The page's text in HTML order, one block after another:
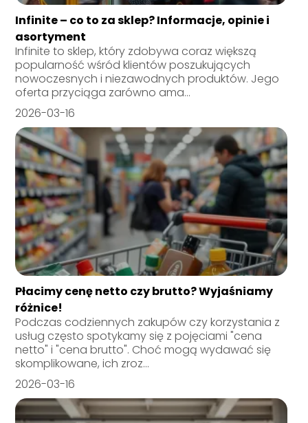
Infinite – co to za sklep? Informacje, opinie i
asortyment
Infinite to sklep, który zdobywa coraz większą
popularność wśród klientów poszukujących
nowoczesnych i niezawodnych produktów. Jego
oferta przyciąga zarówno ama...
2026-03-16
Płacimy cenę netto czy brutto? Wyjaśniamy
różnice!
Podczas codziennych zakupów czy korzystania z
usług często spotykamy się z pojęciami "cena
netto" i "cena brutto". Choć mogą wydawać się
skomplikowane, ich zroz...
2026-03-16